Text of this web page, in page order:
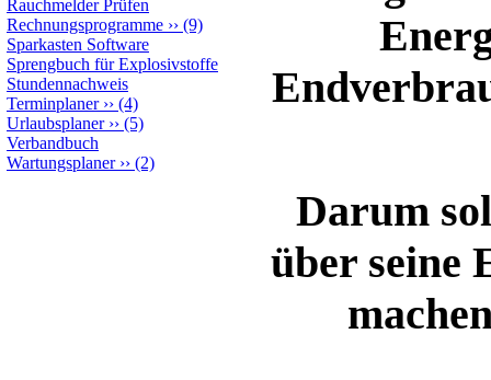
Rauchmelder Prüfen
Rechnungsprogramme ›› (9)
Sparkasten Software
Sprengbuch für Explosivstoffe
Stundennachweis
Terminplaner›› (4)
Urlaubsplaner›› (5)
Verbandbuch
Wartungsplaner›› (2)
Darum
über seine